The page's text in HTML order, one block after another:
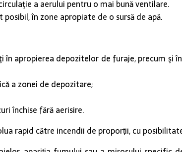
a aerului pentru o mai bună ventilare.
în zone apropiate de o sursă de apă.
apropierea depozitelor de furaje, precum şi
a zonei de depozitare;
închise fără aerisire.
rapid către incendii de proporții, cu